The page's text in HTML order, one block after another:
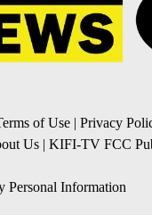
of Use | Privacy
Us | KIFI-TV FCC
Personal Information